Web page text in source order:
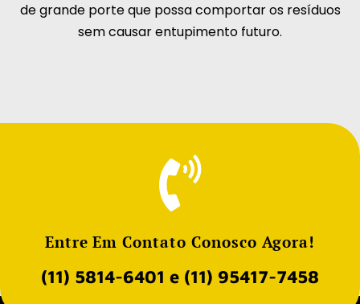
de grande porte que possa comportar os resíduos
sem causar entupimento futuro.
Entre Em Contato Conosco Agora!​
(11) 5814-6401 e (11) 95417-7458